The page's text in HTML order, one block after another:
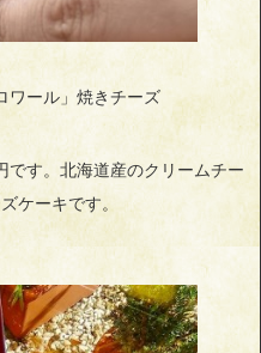
ワール」焼きチーズ
です。北海道産のクリームチー
ケーキです。